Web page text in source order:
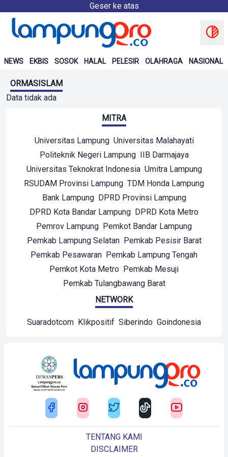
Geser ke atas
NEWS EKBIS SOSOK HALAL PELESIR OLAHRAGA NASIONAL
ORMASISLAM
Data tidak ada
MITRA
Universitas Lampung Universitas Malahayati
Politeknik Negeri Lampung IIB Darmajaya
Universitas Teknokrat Indonesia Umitra Lampung
RSUDAM Provinsi Lampung TDM Honda Lampung
Bank Lampung DPRD Provinsi Lampung
DPRD Kota Bandar Lampung DPRD Kota Metro
Pemrov Lampung Pemkot Bandar Lampung
Pemkab Lampung Selatan Pemkab Pesisir Barat
Pemkab Pesawaran Pemkab Lampung Tengah
Pemkot Kota Metro Pemkab Mesuji
Pemkab Tulangbawang Barat
NETWORK
Suaradotcom Klikpositif Siberindo Goindonesia
TENTANG KAMI
DISCLAIMER